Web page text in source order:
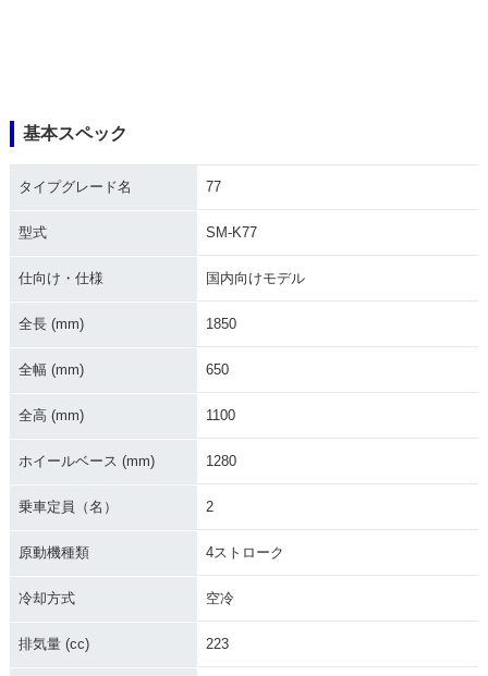
基本スペック
タイプグレード名 77
型式 SM-K77
仕向け・仕様 国内向けモデル
全長 (mm) 1850
全幅 (mm) 650
全高 (mm) 1100
ホイールベース (mm) 1280
乗車定員（名） 2
原動機種類 4ストローク
冷却方式 空冷
排気量 (cc) 223